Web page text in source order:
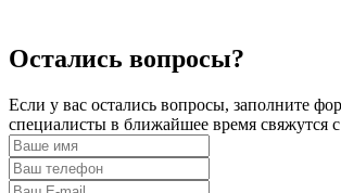
Остались вопросы?
Если у вас остались вопросы, заполните
специалисты в ближайшее время свяжутся